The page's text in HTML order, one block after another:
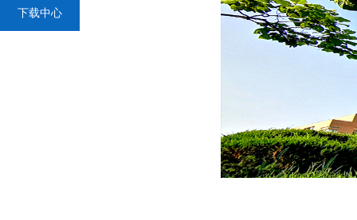
下载中心